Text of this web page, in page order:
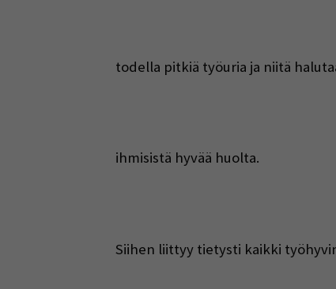
todella pitkiä työuria ja niitä
ihmisistä hyvää huolta.
Siihen liittyy tietysti kaikki